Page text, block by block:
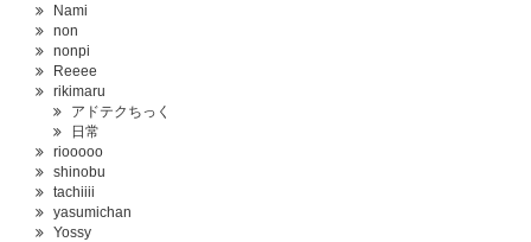
Nami
non
nonpi
Reeee
rikimaru
アドテクちっく
日常
riooooo
shinobu
tachiiii
yasumichan
Yossy